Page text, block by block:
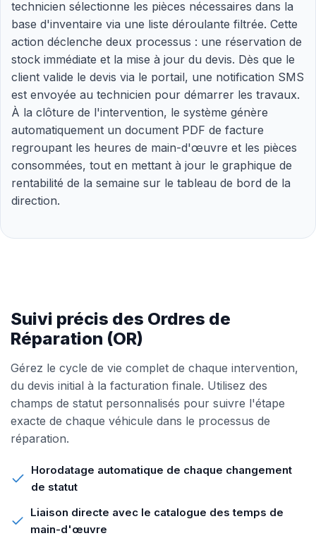
technicien sélectionne les pièces nécessaires dans la
base d'inventaire via une liste déroulante filtrée. Cette
action déclenche deux processus : une réservation de
stock immédiate et la mise à jour du devis. Dès que le
client valide le devis via le portail, une notification SMS
est envoyée au technicien pour démarrer les travaux.
À la clôture de l'intervention, le système génère
automatiquement un document PDF de facture
regroupant les heures de main-d'œuvre et les pièces
consommées, tout en mettant à jour le graphique de
rentabilité de la semaine sur le tableau de bord de la
direction.
Suivi précis des Ordres de
Réparation (OR)
Gérez le cycle de vie complet de chaque intervention,
du devis initial à la facturation finale. Utilisez des
champs de statut personnalisés pour suivre l'étape
exacte de chaque véhicule dans le processus de
réparation.
Horodatage automatique de chaque changement
de statut
Liaison directe avec le catalogue des temps de
main-d'œuvre